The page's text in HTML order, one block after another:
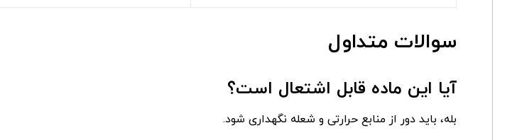
سوالات متداول
آیا این ماده قابل اشتعال است؟
بله، باید دور از منابع حرارتی و شعله نگهداری شود.